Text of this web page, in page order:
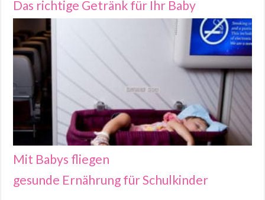
Das richtige Getränk für Ihr Baby
Mit Babys fliegen
gesunde Ernährung für Schulkinder